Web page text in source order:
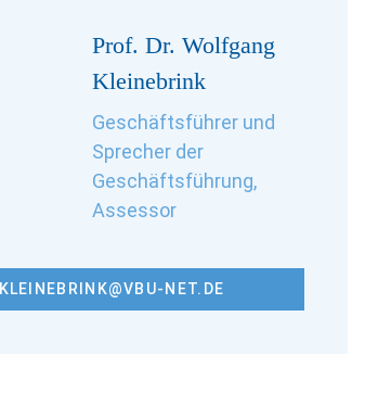
Prof. Dr. Wolfgang
Kleinebrink
Geschäftsführer und
Sprecher der
Geschäftsführung,
Assessor
KLEINEBRINK@VBU-NET.DE